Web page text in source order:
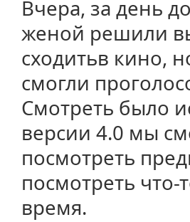
Вчера, за день
женой решили
сходитьв кино,
смогли
Смотреть было
версии 4.0 мы
посмотреть
посмотреть что-
время.